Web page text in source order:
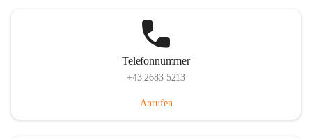
Telefonnummer
+43 2683 5213
Anrufen